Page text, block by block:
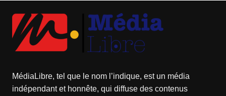
MédiaLibre, tel que le nom l’indique, est un média
indépendant et honnête, qui diffuse des contenus